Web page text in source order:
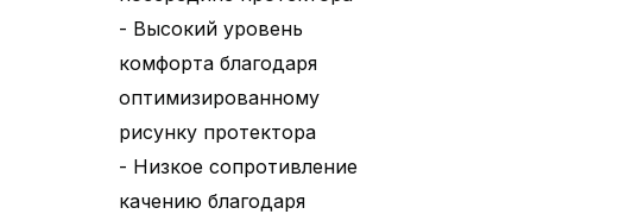
- Высокий уровень
комфорта благодаря
оптимизированному
рисунку протектора
- Низкое сопротивление
качению благодаря